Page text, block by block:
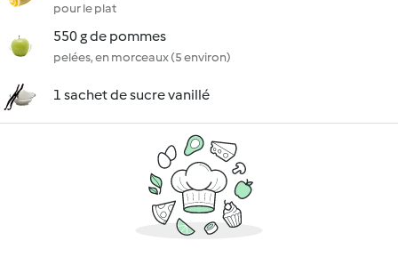
pour le plat
550 g de pommes
pelées, en morceaux (5 environ)
1 sachet de sucre vanillé